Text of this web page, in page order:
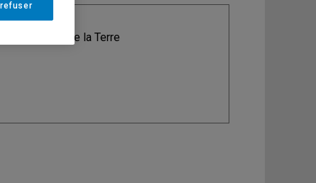
: Sciences de la Terre